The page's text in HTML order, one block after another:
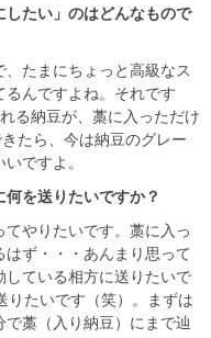
たい」のはどんなもので
たまにちょっと高級なス
んですよね。それです
る納豆が、藁に入っただけ
たら、今は納豆のグレー
ですよ。
を送りたいですか？
やりたいです。藁に入っ
ず・・・あんまり思って
している相方に送りたいで
りたいです（笑）。まずは
藁（入り納豆）にまで辿